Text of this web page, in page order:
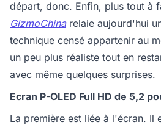
départ, donc. Enfin, plus tout à
GizmoChinarelaie aujourd'hui
technique censé appartenir au
un peu plus réaliste tout en
avec même quelques surprises.
Ecran P-OLED Full HD de 5,2
La première est liée à l'écran. Il